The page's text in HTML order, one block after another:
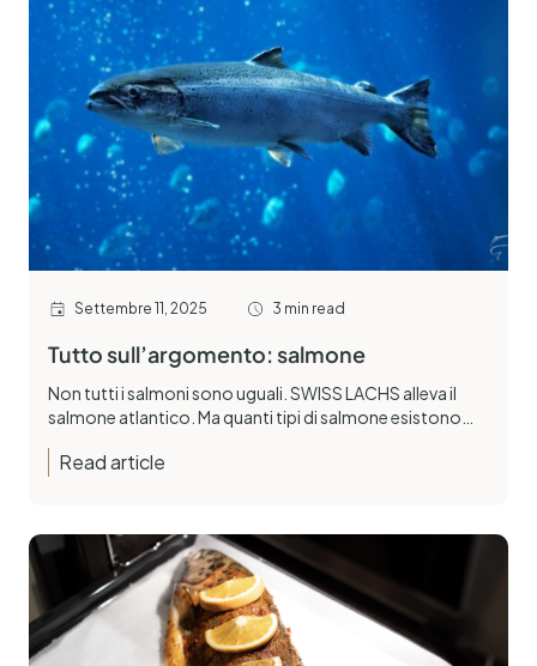
Settembre 11, 2025 3 min read
Tutto sull’argomento: salmone
Non tutti i salmoni sono uguali. SWISS LACHS alleva il
salmone atlantico. Ma quanti tipi di salmone esistono…
Read article